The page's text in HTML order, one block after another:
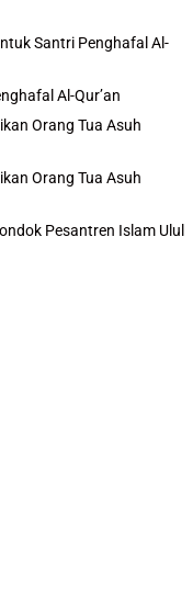
Santri Penghafal Al-
Al-Qur’an
Orang Tua Asuh
Orang Tua Asuh
Pesantren Islam Ulul